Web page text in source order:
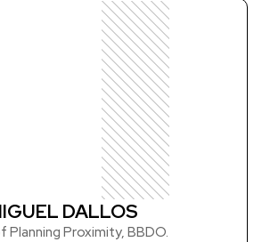
DALLOS
Planning Proximity, BBDO.